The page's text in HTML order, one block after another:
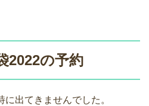
2022の予約
出てきませんでした。